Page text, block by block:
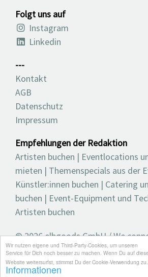
Wir nutzen eigene und Third-Party-Cookies, um unseren
Service für Dich noch besser zu machen. Wenn Du auf
Website weitersurfst, stimmst Du der Cookie-Verwendung zu.
Informationen
Folgt uns auf
Instagram
Linkedin
---
Kontakt
AGB
Datenschutz
Impressum
Empfehlungen der Redaktion
Artisten buchen | Eventlocations
mieten | Themenspecials aus der
Künstler:innen buchen | Catering
buchen | Event-Equipment und
Artisten buchen
© 2026 elbgoods GmbH / We
industry / Medienvielfalt für die
Eventbranchenbuch, Blog, Magazin